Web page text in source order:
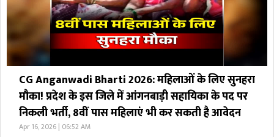
CG Anganwadi Bharti 2026: महिलाओं के लिए सुनहरा
मौका! प्रदेश के इस जिले में आंगनबाड़ी सहायिका के पद पर
निकली भर्ती, 8वीं पास महिलाएं भी कर सकती है आवेदन
Apr 16, 2026 | 06:52 AM